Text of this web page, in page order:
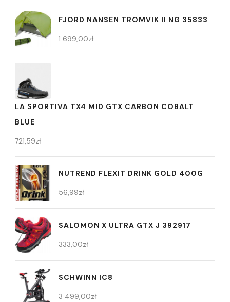
FJORD NANSEN TROMVIK II NG 35833
1 699,00zł
LA SPORTIVA TX4 MID GTX CARBON COBALT
BLUE
721,59zł
NUTREND FLEXIT DRINK GOLD 400G
56,99zł
SALOMON X ULTRA GTX J 392917
333,00zł
SCHWINN IC8
3 499,00zł